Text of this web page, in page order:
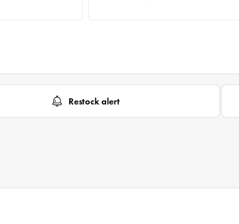
Restock alert